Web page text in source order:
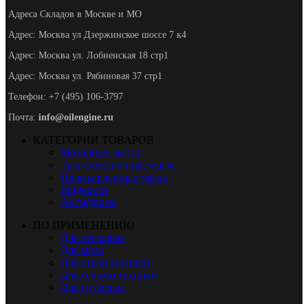
Адреса Складов в Москве и МО
Адрес: Москва ул Дзержинское шоссе 7 к4
Адрес: Москва ул. Лобненская 18 стр1
Адрес: Москва ул. Рябиновая 37 стр1
Телефон: +7 (495) 106-3797
Почта: info@oilengine.ru
КАТЕГОРИИ ТОВАРОВ
Моторные масла
Трансмиссионные масла
Промышленные масла
Жидкости
Антифризы
ПО ПРИМЕНЕНИЮ
Для легковых
Для мото
Для строй техники
Для сельхоз техники
Для грузовых